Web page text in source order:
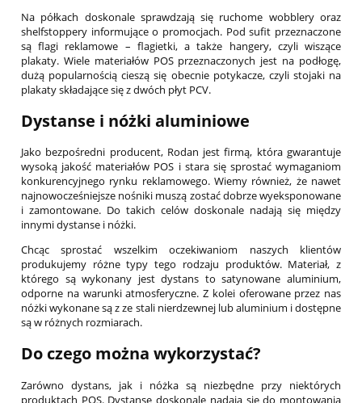
Na półkach doskonale sprawdzają się ruchome wobblery oraz
shelfstoppery informujące o promocjach. Pod sufit przeznaczone
są flagi reklamowe – flagietki, a także hangery, czyli wiszące
plakaty. Wiele materiałów POS przeznaczonych jest na podłogę,
dużą popularnością cieszą się obecnie potykacze, czyli stojaki na
plakaty składające się z dwóch płyt PCV.
Dystanse i nóżki aluminiowe
Jako bezpośredni producent, Rodan jest firmą, która gwarantuje
wysoką jakość materiałów POS i stara się sprostać wymaganiom
konkurencyjnego rynku reklamowego. Wiemy również, że nawet
najnowocześniejsze nośniki muszą zostać dobrze wyeksponowane
i zamontowane. Do takich celów doskonale nadają się między
innymi dystanse i nóżki.
Chcąc sprostać wszelkim oczekiwaniom naszych klientów
produkujemy różne typy tego rodzaju produktów. Materiał, z
którego są wykonany jest dystans to satynowane aluminium,
odporne na warunki atmosferyczne. Z kolei oferowane przez nas
nóżki wykonane są z ze stali nierdzewnej lub aluminium i dostępne
są w różnych rozmiarach.
Do czego można wykorzystać?
Zarówno dystans, jak i nóżka są niezbędne przy niektórych
produktach POS. Dystanse doskonale nadają się do montowania